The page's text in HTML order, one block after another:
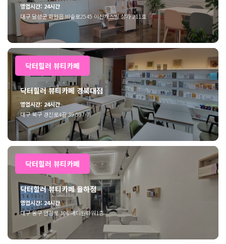
영업시간: 24시간
대구 달성군 화원읍 비슬로2545 이진캐스빌 상가 211호
닥터힐러 뷰티카페
닥터힐러 뷰티카페 경북대점
영업시간: 24시간
대구 북구 경진로4길 39 597-7
닥터힐러 뷰티카페
닥터힐러 뷰티카페 율하점
영업시간: 24시간
대구 동구 안심로 106 메디원타워1층